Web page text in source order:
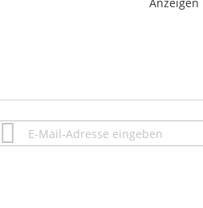
Anmeldung
zum